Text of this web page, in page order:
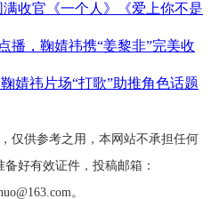
收官《一个人》《爱上你不是
播，鞠婧祎携“姜黎非”完美收
婧祎片场“打歌”助推角色话题
仅供参考之用，本网站不承担任何
好有效证件，投稿邮箱：
。